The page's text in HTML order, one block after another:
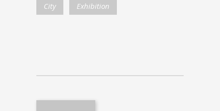
City Exhibition